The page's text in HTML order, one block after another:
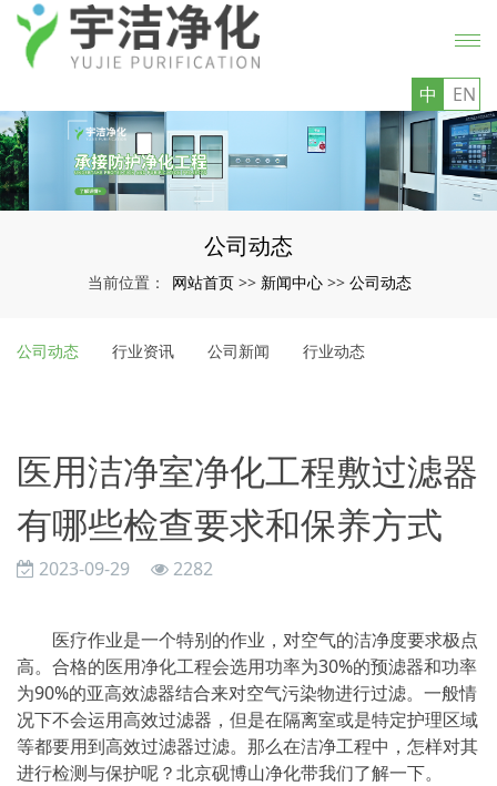
中 EN
公司动态
当前位置： 网站首页 >> 新闻中心 >> 公司动态
公司动态 行业资讯 公司新闻 行业动态
医用洁净室净化工程敷过滤器
有哪些检查要求和保养方式
2023-09-29 2282
医疗作业是一个特别的作业，对空气的洁净度要求极点
高。合格的医用净化工程会选用功率为30%的预滤器和功率
为90%的亚高效滤器结合来对空气污染物进行过滤。一般情
况下不会运用高效过滤器，但是在隔离室或是特定护理区域
等都要用到高效过滤器过滤。那么在洁净工程中，怎样对其
进行检测与保护呢？北京砚博山净化带我们了解一下。